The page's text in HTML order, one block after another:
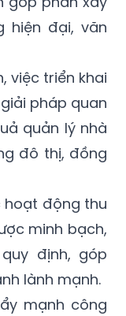
hiện đại, văn
việc triển khai
pháp quan
quản lý nhà
đô thị, đồng
hoạt động thu
minh bạch,
định, góp
lành mạnh.
mạnh công